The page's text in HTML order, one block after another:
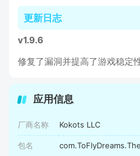
更新日志
v1.9.6
修复了漏洞并提高了游戏稳定性
应用信息
厂商名称 Kokots LLC
包名